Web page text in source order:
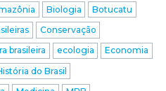
Biologia
Botucatu
Conservação
brasileira ecologia
Economia
do Brasil